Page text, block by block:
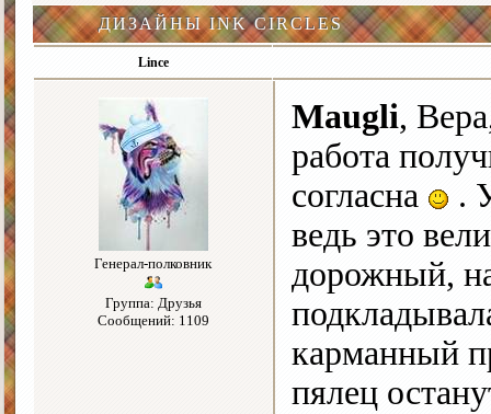
ДИЗАЙНЫ INK CIRCLES
Lince
Генерал-полковник
Группа: Друзья
Сообщений: 1109
Maugli,
работа
согласна
.
ведь это
дорожный,
карманный
пялец